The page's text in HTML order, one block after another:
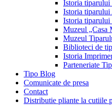
Istoria tiparului
Istoria
Istoria tiparului
Muzeul „Casa
Muzeul
Biblioteci de
Istoria
Parteneriate
Tipo Blog
Comunicate de presa
Contact
Distributie pliante la cutiile